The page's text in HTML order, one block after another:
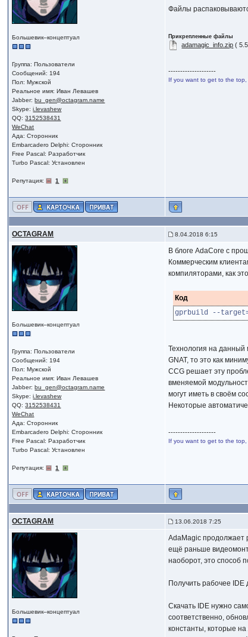
Большевик–концептуал
Группа: Пользователи
Сообщений: 194
Пол: Мужской
Реальное имя: Иван Левашев
Jabber:bu_gen@octagram.name
Skype:i.levashew
QQ:3152538431
WeChat
Ада: Сторонник
Embarcadero Delphi: Сторонник
Free Pascal: Разработчик
Turbo Pascal: Установлен
Репутация: 1
Файлы
Прикрепленные файлы
adamagic_info.zip (
--------------------
If you want to get to the
OCTAGRAM 8.04.2018 6:15
Большевик–концептуал
Группа: Пользователи
Сообщений: 194
Пол: Мужской
Реальное имя: Иван Левашев
Jabber:bu_gen@octagram.name
Skype:i.levashew
QQ:3152538431
WeChat
Ада: Сторонник
Embarcadero Delphi: Сторонник
Free Pascal: Разработчик
Turbo Pascal: Установлен
Репутация: 1
В блоге AdaCore с
Коммерческим
компиляторами, как
Код
gprbuild --
Технология на данный
GNAT, то это как
CCG решает эту
вменяемой
могут иметь в своём
Некоторые
--------------------
If you want to get to the
OCTAGRAM 13.06.2018 7:25
Большевик–концептуал
AdaMagic продолжает
ещё раньше
наоборот, это способ
Получить рабочее
Скачать IDE нужно
соответственно,
константы, которые